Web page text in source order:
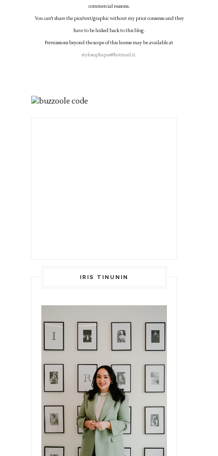
commercial reasons.
You can't share the pics/text/graphic without my prior consense and they
have to be linked back to this blog.
Permissions beyond the scope of this license may be available at
stylosophique@hotmail.it.
IRIS TINUNIN